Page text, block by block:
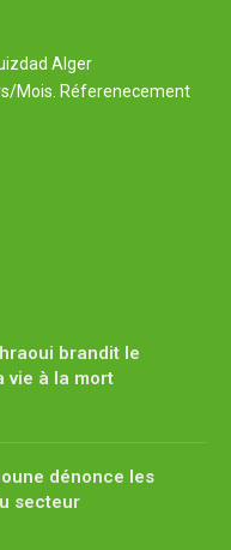
Alger
Mois. Réferenecement
brandit le
vie à la mort
dénonce les
secteur